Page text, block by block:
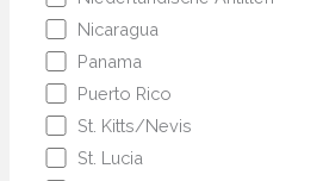
Nicaragua
Panama
Puerto Rico
St. Kitts/Nevis
St. Lucia